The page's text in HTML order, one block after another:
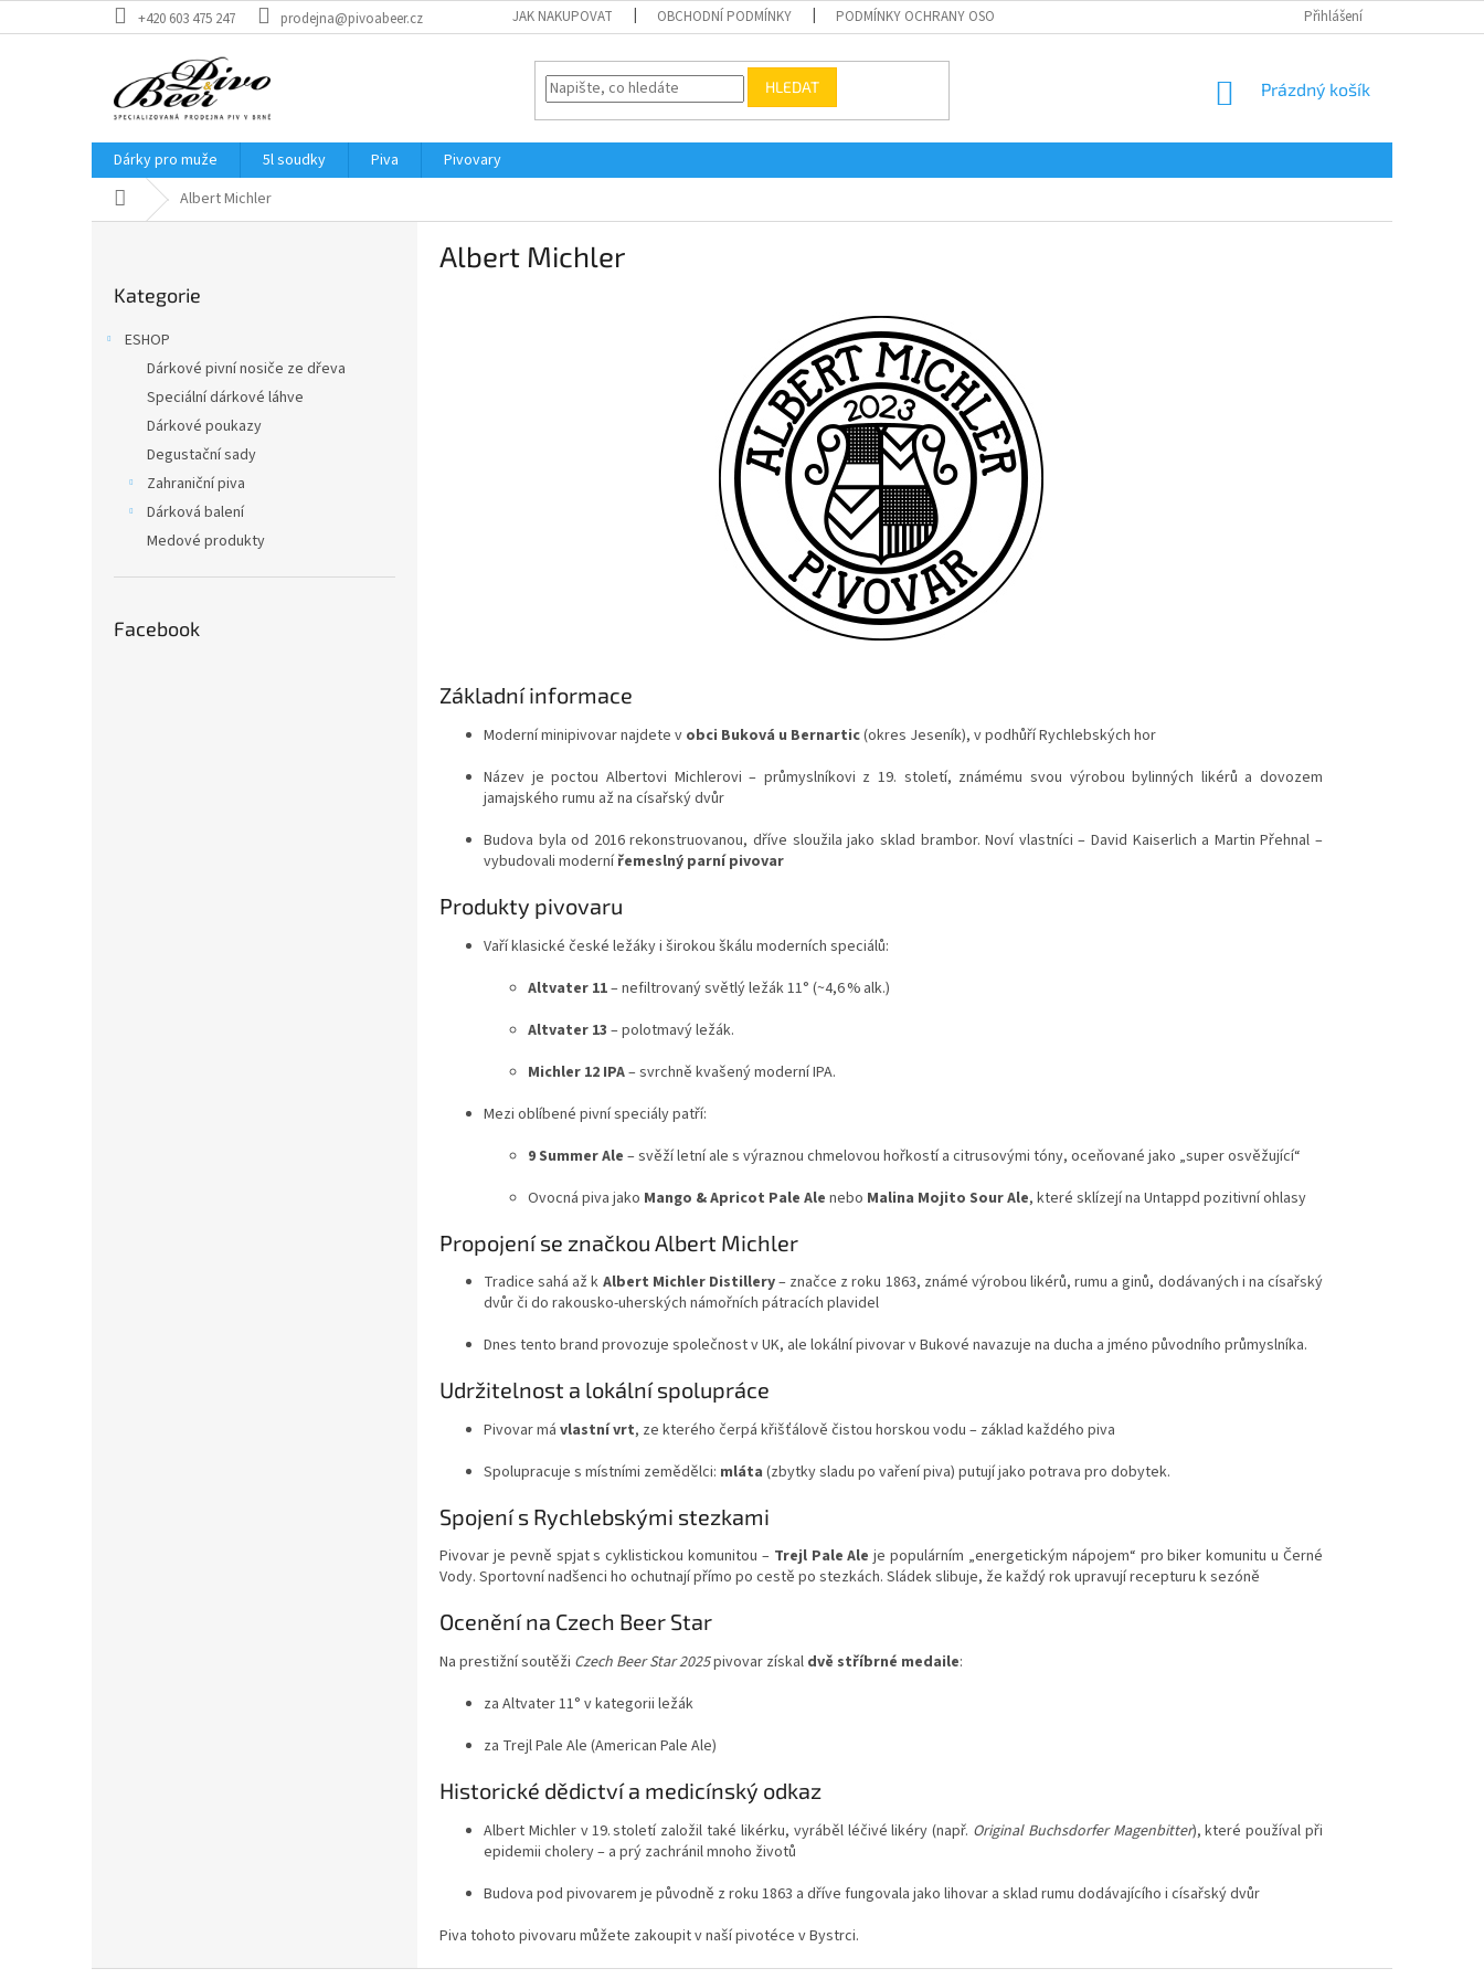
na
+420 603 475 247 prodejna@pivoabeer.cz JAK NAKUPOVAT OBCHODNÍ PODMÍNKY PODMÍNKY OCHRANY OSOBNÍCH ÚDAJŮ Přihlášení
HLEDAT
NÁKUPNÍ
Prázdný košík
Dárky pro muže 5l soudky Piva
Pivovary
Domů Albert Michler
kategorie
Kategorie
ESHOP
Dárkové pivní nosiče ze dřeva
Speciální dárkové láhve
Dárkové poukazy
Degustační sady
Zahraniční piva
Dárková balení
Medové produkty
Facebook
Albert Michler
Základní informace
Moderní minipivovar najdete v obci Buková u Bernartic(okres Jeseník), v podhůří Rychlebských hor
Název je poctou Albertovi Michlerovi – průmyslníkovi z 19. století, známému svou výrobou bylinných likérů a dovozem
jamajského rumu až na císařský dvůr
Budova byla od 2016 rekonstruovanou, dříve sloužila jako sklad brambor. Noví vlastníci – David Kaiserlich a Martin Přehnal –
vybudovali modernířemeslný parní pivovar
Produkty pivovaru
Vaří klasické české ležáky i širokou škálu moderních speciálů:
Altvater 11– nefiltrovaný světlý ležák 11° (~4,6 % alk.)
Altvater 13 – polotmavý ležák.
Michler 12 IPA– svrchně kvašený moderní IPA.
Mezi oblíbené pivní speciály patří:
9 Summer Ale – svěží letní ale s výraznou chmelovou hořkostí a citrusovými tóny, oceňované jako „super osvěžující“
Ovocná piva jako Mango & Apricot Pale Ale nebo Malina Mojito Sour Ale, které sklízejí na Untappd pozitivní ohlasy
Propojení se značkou Albert Michler
Tradice sahá až k Albert Michler Distillery– značce z roku 1863, známé výrobou likérů, rumu a ginů, dodávaných i na císařský
dvůr či do rakousko‑uherských námořních pátracích plavidel
Dnes tento brand provozuje společnost v UK, ale lokální pivovar v Bukové navazuje na ducha a jméno původního průmyslníka.
Udržitelnost a lokální spolupráce
Pivovar má vlastní vrt, ze kterého čerpá křišťálově čistou horskou vodu – základ každého piva
Spolupracuje s místními zemědělci: mláta (zbytky sladu po vaření piva) putují jako potrava pro dobytek.
Spojení s Rychlebskými stezkami
Pivovar je pevně spjat s cyklistickou komunitou – Trejl Pale Ale je populárním „energetickým nápojem“ pro biker komunitu u Černé
Vody. Sportovní nadšenci ho ochutnají přímo po cestě po stezkách. Sládek slibuje, že každý rok upravují recepturu k sezóně
Ocenění na Czech Beer Star
Na prestižní soutěži Czech Beer Star 2025pivovar získal dvě stříbrné medaile:
za Altvater 11° v kategorii ležák
za Trejl Pale Ale (American Pale Ale)
Historické dědictví a medicínský odkaz
Albert Michler v 19. století založil také likérku, vyráběl léčivé likéry (např. Original Buchsdorfer Magenbitter), které používal při
epidemii cholery – a prý zachránil mnoho životů
Budova pod pivovarem je původně z roku 1863 a dříve fungovala jako lihovar a sklad rumu dodávajícího i císařský dvůr
Piva tohoto pivovaru můžete zakoupit v naší pivotéce v Bystrci.